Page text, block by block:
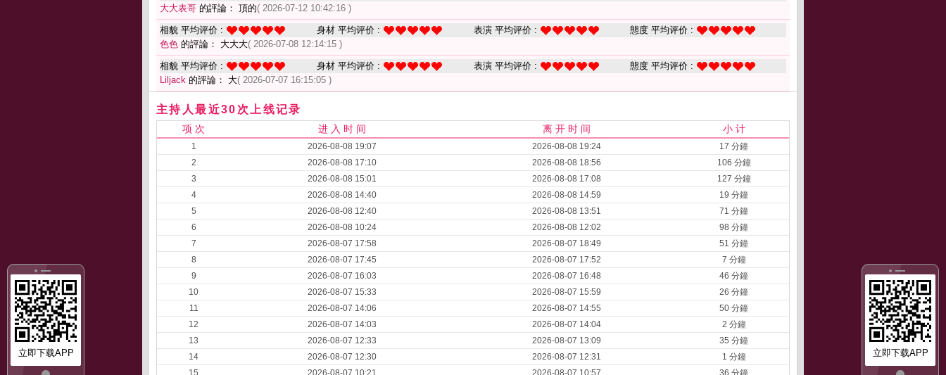
立即下载APP
立即下载APP
大大表哥 的評論： 頂的( 2026-07-12 10:42:16 )
相貌 平均评价 : 身材 平均评价 : 表演 平均评价 :
態度 平均评价 :
色色 的評論： 大大大( 2026-07-08 12:14:15 )
相貌 平均评价 : 身材 平均评价 : 表演 平均评价 :
態度 平均评价 :
Liljack 的評論： 大( 2026-07-07 16:15:05 )
主持人最近30次上线记录
项 次 进 入 时 间 离 开 时 间 小 计
1 2026-08-08 19:07 2026-08-08 19:24
17 分鐘
2
2026-08-08 17:10 2026-08-08 18:56
106 分鐘
3
2026-08-08 15:01 2026-08-08 17:08
127 分鐘
4
2026-08-08 14:40 2026-08-08 14:59
19 分鐘
5
2026-08-08 12:40 2026-08-08 13:51
71 分鐘
6
2026-08-08 10:24 2026-08-08 12:02
98 分鐘
7
2026-08-07 17:58 2026-08-07 18:49
51 分鐘
8
2026-08-07 17:45 2026-08-07 17:52
7 分鐘
9
2026-08-07 16:03 2026-08-07 16:48
46 分鐘
10
2026-08-07 15:33 2026-08-07 15:59
26 分鐘
11
2026-08-07 14:06 2026-08-07 14:55
50 分鐘
12
2026-08-07 14:03 2026-08-07 14:04
2 分鐘
13
2026-08-07 12:33 2026-08-07 13:09
35 分鐘
14
2026-08-07 12:30 2026-08-07 12:31
1 分鐘
15
2026-08-07 10:21 2026-08-07 10:57 36 分鐘